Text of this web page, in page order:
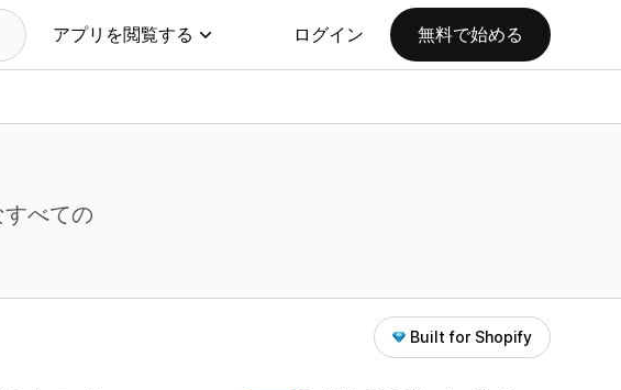
アプリを閲覧する ログイン 無料で始める
べての
Built for Shopify